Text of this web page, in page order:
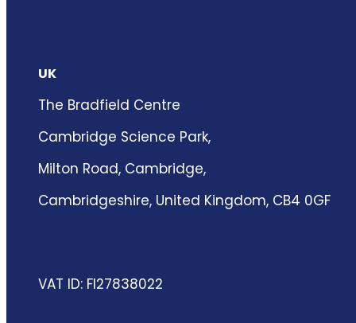
UK
The Bradfield Centre
Cambridge Science Park,
Milton Road, Cambridge,
Cambridgeshire, United Kingdom, CB4 0GF
VAT ID: FI27838022